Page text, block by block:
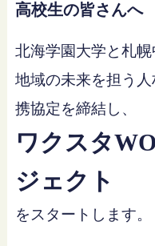
高校生の皆さん
北海学園大学と札幌
地域の未来を担う
携協定を締結し、
ワクスタ
ジェクト
をスタートします。